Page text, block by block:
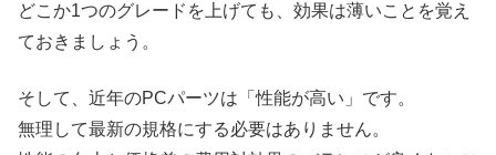
どこか1つのグレードを上げても、効果は薄いことを覚え
ておきましょう。
そして、近年のPCパーツは「性能が高い」です。
無理して最新の規格にする必要はありません。